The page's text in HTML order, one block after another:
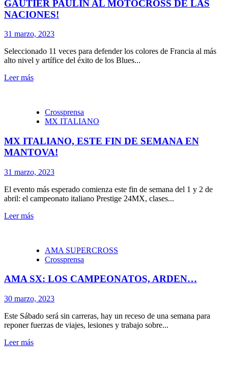
GAUTIER PAULIN AL MOTOCROSS DE LAS
NACIONES!
31 marzo, 2023
Seleccionado 11 veces para defender los colores de Francia al más
alto nivel y artífice del éxito de los Blues...
Leer más
Crossprensa
MX ITALIANO
MX ITALIANO, ESTE FIN DE SEMANA EN
MANTOVA!
31 marzo, 2023
El evento más esperado comienza este fin de semana del 1 y 2 de
abril: el campeonato italiano Prestige 24MX, clases...
Leer más
AMA SUPERCROSS
Crossprensa
AMA SX: LOS CAMPEONATOS, ARDEN…
30 marzo, 2023
Este Sábado será sin carreras, hay un receso de una semana para
reponer fuerzas de viajes, lesiones y trabajo sobre...
Leer más